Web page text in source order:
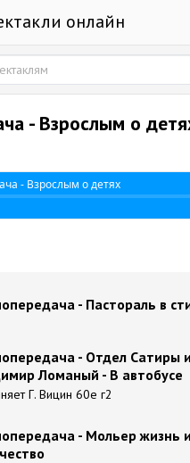
онлайн
- Взрослым о
- Взрослым о детях
- Пастораль в
- Отдел Сатиры
Ломаный - В автобусе
Г. Вицин 60е г2
- Мольер жизнь и